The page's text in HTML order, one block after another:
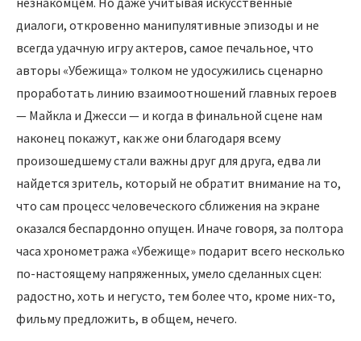
диалоги, откровенно манипулятивные эпизоды и не
всегда удачную игру актеров, самое печальное, что
авторы «Убежища» толком не удосужились сценарно
проработать линию взаимоотношений главных героев
— Майкла и Джесси — и когда в финальной сцене нам
наконец покажут, как же они благодаря всему
произошедшему стали важны друг для друга, едва ли
найдется зритель, который не обратит внимание на то,
что сам процесс человеческого сближения на экране
оказался беспардонно опущен. Иначе говоря, за полтора
часа хронометража «Убежище» подарит всего несколько
по-настоящему напряженных, умело сделанных сцен:
радостно, хоть и негусто, тем более что, кроме них-то,
фильму предложить, в общем, нечего.